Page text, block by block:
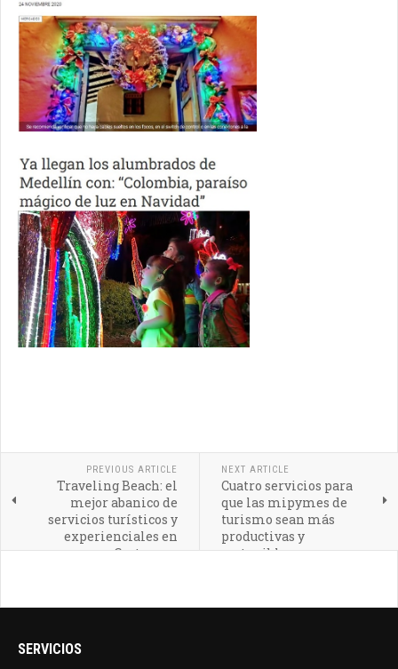
PREVIOUS ARTICLE
Traveling Beach: el
mejor abanico de
servicios turísticos y
experienciales en
Cartagena
NEXT ARTICLE
Cuatro servicios para
que las mipymes de
turismo sean más
productivas y
sostenibles
SERVICIOS